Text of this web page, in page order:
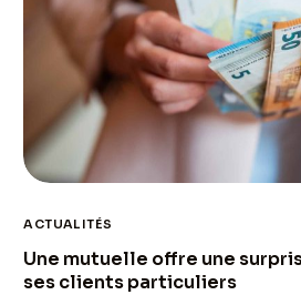
ACTUALITÉS
Une mutuelle offre une
ses clients particuliers